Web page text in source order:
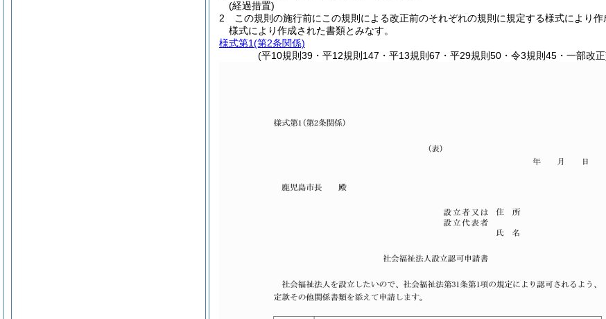
(経過措置)
2
この規則の施行前にこの規則による改正前のそれぞれの規則に規定する様式により
様式により作成された書類とみなす。
様式第1(第2条関係)
(平10規則39・平12規則147・平13規則67・平29規則50・令3規則45・一部改